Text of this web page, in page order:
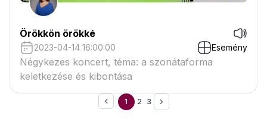
Örökkön örökké
2023-04-14 16:00:00 Esemény
Négykezes koncert, téma: a szonátaforma
keletkezése és kibontása
1 2 3